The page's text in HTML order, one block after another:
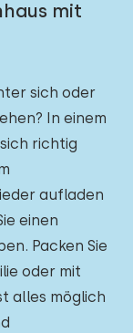
mit
sich oder
In einem
richtig
aufladen
einen
Packen Sie
oder mit
alles möglich